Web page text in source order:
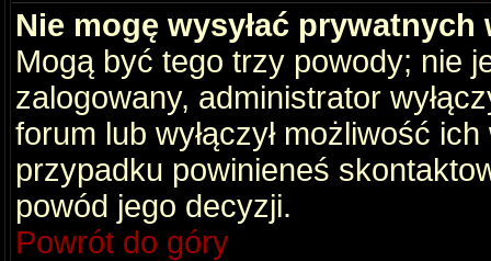
Nie mogę wysyłać
Mogą być tego trzy powody; nie
zalogowany, administrator
forum lub wyłączył możliwość
przypadku powinieneś
powód jego decyzji.
Powrót do góry